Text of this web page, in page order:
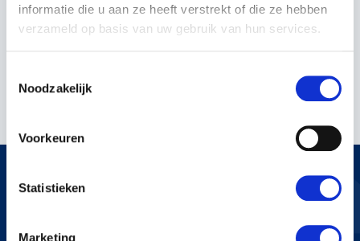
informatie die u aan ze heeft verstrekt of die ze hebben
verzameld op basis van uw gebruik van hun services.
Noodzakelijk
Voorkeuren
Statistieken
Marketing
DUBEX SPUIT MODEL 8
Incl. BTW
DUBEX NESTOR
GETROKKEN SPUIT